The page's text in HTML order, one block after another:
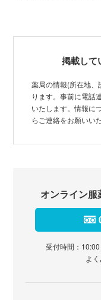
掲載して
薬局の情報(所在地
ります。事前に電話
いたします。情報に
らご連絡をお願いい
オンライン
受付時間：10:00
よ